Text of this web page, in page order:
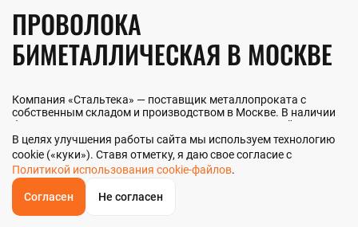
ОБРАТНЫЙЗВОНОК
ПРОВОЛОКА
БИМЕТАЛЛИЧЕСКАЯ В МОСКВЕ
Компания «Стальтека» — поставщик металлопроката с
собственным складом и производством в Москве. В наличии
более 130 видов металлопроката и 70 наименований
металлоизделий — черный, цветной и нержавеющий прокат
любых типоразмеров. Мы реализуем проволоку
биметаллическую как оптом, так и в розницу прямо со склада
из наличия или под заказ. Контроль качества на всех этапах —
от входного анализа до отгрузки.
Главная
В целях улучшения работы сайта мы используем технологию
cookie («куки»). Ставя отметку, я даю свое согласие с
Политикой использования cookie-файлов.
Согласен Не согласен